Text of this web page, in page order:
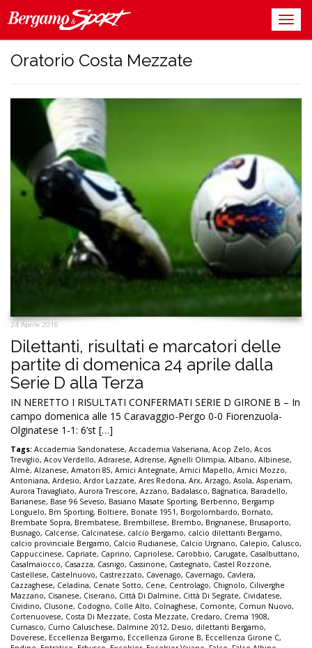
Oratorio Costa Mezzate
24 Aprile 2016
Dilettanti, risultati e marcatori delle
partite di domenica 24 aprile dalla
Serie D alla Terza
IN NERETTO I RISULTATI CONFERMATI SERIE D GIRONE B – In
campo domenica alle 15 Caravaggio-Pergo 0-0 Fiorenzuola-
Olginatese 1-1: 6’st […]
Tags: Accademia Sandonatese, Accademia Valseriana, Acop Zelo, Acos
Treviglio, Acov Verdello, Adrarese, Adrense, Agnelli Olimpia, Albano, Albinese,
Almè, Alzanese, Amatori 85, Amici Antegnate, Amici Mapello, Amici Mozzo,
Antoniana, Ardesio, Ardor Lazzate, Ares Redona, Arx, Arzago, Asola, Asperiam,
Aurora Travagliato, Aurora Trescore, Azzano, Badalasco, Bagnatica, Baradello,
Barianese, Base 96 Seveso, Basiano Masate Sporting, Berbenno, Bergamp
Longuelo, Bm Sporting, Boltiere, Bonate 1951, Borgolombardo, Bornato,
Brembate Sopra, Brembatese, Brembillese, Brembo, Brignanese, Brusaporto,
Busnago, Calcense, Calcinatese, calcio Bergamo, calcio dilettanti Bergamo,
calcio provinciale Bergamo, Calcio Rudianese, Calcio Urgnano, Calepio, Calusco,
Cappuccinese, Capriate, Caprino, Capriolese, Carobbio, Carugate, Casalbuttano,
Casalmaiocco, Casazza, Casnigo, Cassinone, Castegnato, Castel Rozzone,
Castellese, Castelnuovo, Castrezzato, Cavenago, Cavernago, Cavlera,
Cazzaghese, Celadina, Cenate Sotto, Cene, Centrolago, Chignolo, Ciliverghe
Mazzano, Cisanese, Ciserano, Città Di Dalmine, Città Di Segrate, Cividatese,
Cividino, Clusone, Codogno, Colle Alto, Colnaghese, Comonte, Comun Nuovo,
Cortenuovese, Costa Di Mezzate, Costa Mezzate, Credaro, Crema 1908,
Curnasco, Curno Caluschese, Dalmine 2012, Desio, dilettanti Bergamo,
Doverese, Eccellenza Bergamo, Eccellenza Girone B, Eccellenza Girone C,